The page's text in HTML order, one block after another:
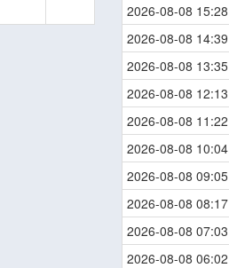
2026-08-08 15:28
2026-08-08 14:39
2026-08-08 13:35
2026-08-08 12:13
2026-08-08 11:22
2026-08-08 10:04
2026-08-08 09:05
2026-08-08 08:17
2026-08-08 07:03
2026-08-08 06:02